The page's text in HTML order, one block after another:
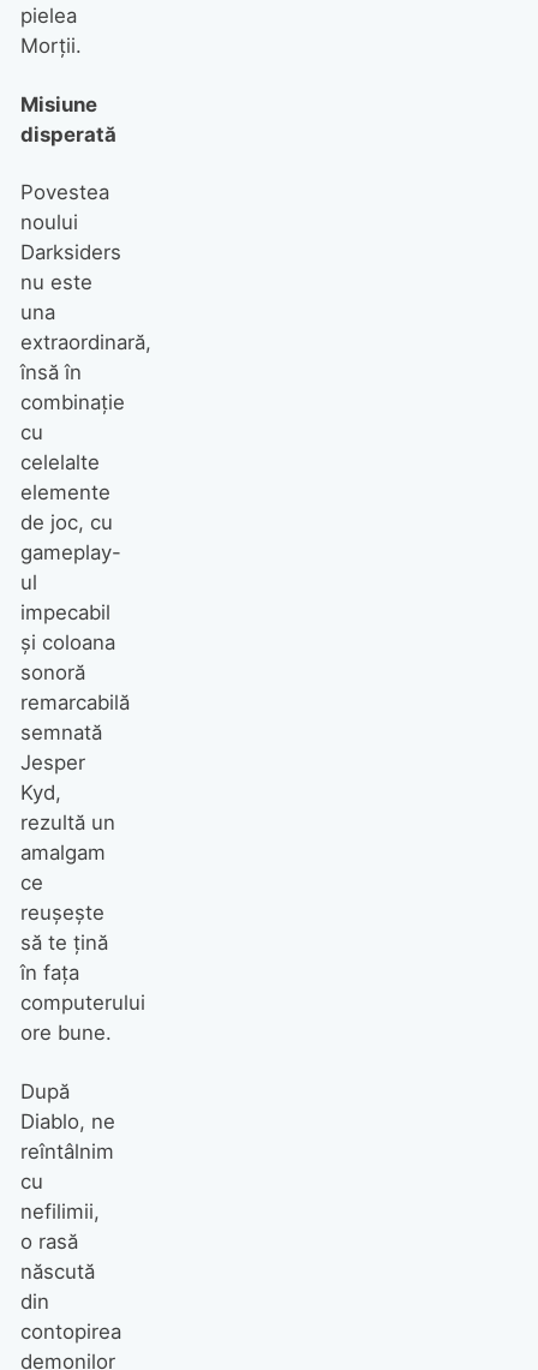
pielea
Morţii.
Misiune
disperată
Povestea
noului
Darksiders
nu este
una
extraordinară,
însă în
combinaţie
cu
celelalte
elemente
de joc, cu
gameplay-
ul
impecabil
şi coloana
sonoră
remarcabilă
semnată
Jesper
Kyd,
rezultă un
amalgam
ce
reuşeşte
să te ţină
în faţa
computerului
ore bune.
După
Diablo, ne
reîntâlnim
cu
nefilimii,
o rasă
născută
din
contopirea
demonilor